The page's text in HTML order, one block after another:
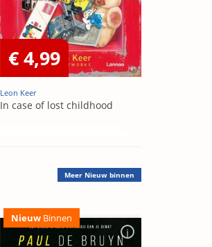
€ 4,99
Leon Keer
In case of lost childhood
Meer Nieuw binnen
Nieuw Binnen